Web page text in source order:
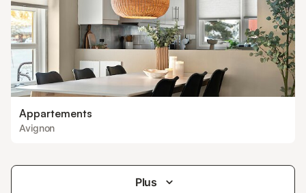
Appartements
Avignon
Plus